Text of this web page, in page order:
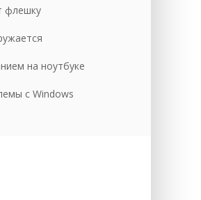
флешку
на ноутбуке
с Windows